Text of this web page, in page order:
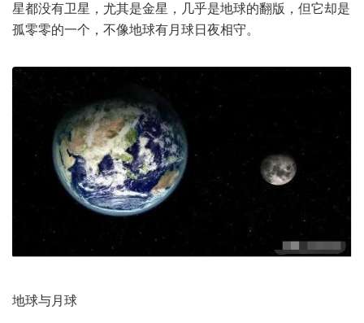
星都没有卫星，尤其是金星，几乎是地球的翻版，但它却是
孤零零的一个，不像地球有月球日夜相守。
地球与月球